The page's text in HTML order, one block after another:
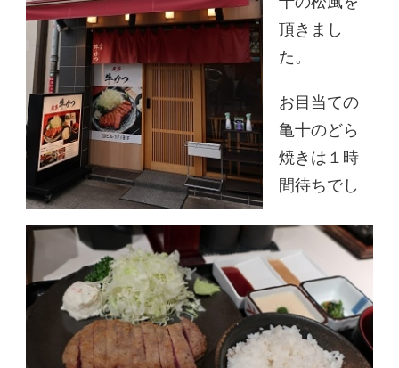
頂きまし
た。
お目当ての
亀十のどら
焼きは１時
間待ちでし